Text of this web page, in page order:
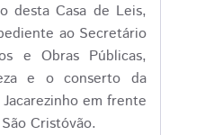
desta Casa de Leis,
ao Secretário
e Obras Públicas,
e o conserto da
em frente
Cristóvão.